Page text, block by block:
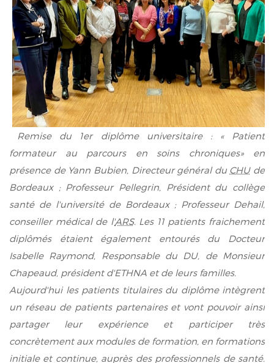
Remise du 1er diplôme universitaire : « Patient
formateur au parcours en soins chroniques» en
présence de Yann Bubien, Directeur général du CHUde
Bordeaux ; Professeur Pellegrin, Président du collège
santé de l'université de Bordeaux ; Professeur Dehail,
conseiller médical de l'ARS. Les 11 patients fraichement
diplômés étaient également entourés du Docteur
Isabelle Raymond, Responsable du DU, de Monsieur
Chapeaud, président d'ETHNA et de leurs familles.
Aujourd'hui les patients titulaires du diplôme intègrent
un réseau de patients partenaires et vont pouvoir ainsi
partager leur expérience et participer très
concrètement aux modules de formation, en formations
initiale et continue, auprès des professionnels de santé.